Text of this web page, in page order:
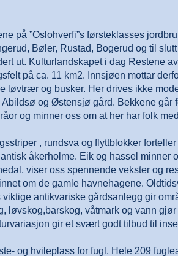
på ”Oslohverfi”s førsteklasses
Bøler, Rustad, Bogerud og til
ut. Kulturlandskapet i dag Restene
på ca. 11 km2. Innsjøen mottar
løvtrær og busker. Her drives ikke
Abildsø og Østensjø gård. Bekkene
og minner oss om at her har folk
, rundsva og flyttblokker
åkerholme. Eik og hassel minner
viser oss spennende vekster og
om de gamle havnehagene.
antikvariske gårdsanlegg gir
løvskog,barskog, våtmark og vann
gir et svært godt tilbud til
og hvileplass for fugl. Hele 209